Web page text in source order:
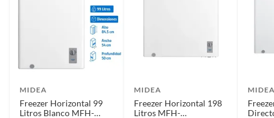
MIDEA
Freezer Horizontal 99
Litros Blanco MFH-
MIDEA
Freezer Horizontal 198
Litros MFH-